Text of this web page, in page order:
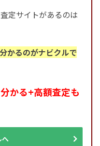
定サイトがあるのは
かるのがナビクルで
かる+高額査定も
へ